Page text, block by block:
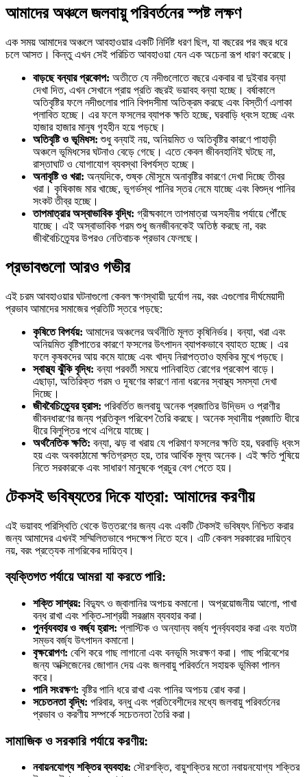
আমাদের অঞ্চলে জলবায়ু পরিবর্তনের স্পষ্ট লক্ষণ
এক সময় আমাদের অঞ্চলে আবহাওয়ার একটি নির্দিষ্ট ধরণ ছিল, যা বছরের পর বছর ধরে
চলে আসত। কিন্তু এখন সেই পরিচিত আবহাওয়া যেন এক অচেনা রূপ ধারণ করেছে।
বাড়ছে বন্যার প্রকোপ: অতীতে যে নদীগুলোতে বছরে একবার বা দুইবার বন্যা
দেখা দিত, এখন সেখানে প্রায় প্রতি বছরই ভয়াবহ বন্যা হচ্ছে। বর্ষাকালে
অতিবৃষ্টির ফলে নদীগুলোর পানি বিপদসীমা অতিক্রম করছে এবং বিস্তীর্ণ এলাকা
প্লাবিত হচ্ছে। এর ফলে ফসলের ব্যাপক ক্ষতি হচ্ছে, ঘরবাড়ি ধ্বংস হচ্ছে এবং
হাজার হাজার মানুষ গৃহহীন হয়ে পড়ছে।
অতিবৃষ্টি ও ভূমিধস: শুধু বন্যাই নয়, অনিয়মিত ও অতিবৃষ্টির কারণে পাহাড়ী
অঞ্চলে ভূমিধসের ঘটনাও বেড়ে গেছে। এতে কেবল জীবনহানিই ঘটছে না,
রাস্তাঘাট ও যোগাযোগ ব্যবস্থা বিপর্যস্ত হচ্ছে।
অনাবৃষ্টি ও খরা: অন্যদিকে, শুষ্ক মৌসুমে অনাবৃষ্টির কারণে দেখা দিচ্ছে তীব্র
খরা। কৃষিকাজ মার খাচ্ছে, ভূগর্ভস্থ পানির স্তর নেমে যাচ্ছে এবং বিশুদ্ধ পানির
সংকট তীব্র হচ্ছে।
তাপমাত্রার অস্বাভাবিক বৃদ্ধি: গ্রীষ্মকালে তাপমাত্রা অসহনীয় পর্যায়ে পৌঁছে
যাচ্ছে। এই অস্বাভাবিক গরম শুধু জনজীবনকেই অতিষ্ঠ করছে না, বরং
জীববৈচিত্র্যের উপরও নেতিবাচক প্রভাব ফেলছে।
প্রভাবগুলো আরও গভীর
এই চরম আবহাওয়ার ঘটনাগুলো কেবল ক্ষণস্থায়ী দুর্যোগ নয়, বরং এগুলোর দীর্ঘমেয়াদী
প্রভাব আমাদের সমাজের প্রতিটি স্তরে পড়ছে:
কৃষিতে বিপর্যয়: আমাদের অঞ্চলের অর্থনীতি মূলত কৃষিনির্ভর। বন্যা, খরা এবং
অনিয়মিত বৃষ্টিপাতের কারণে ফসলের উৎপাদন ব্যাপকভাবে ব্যাহত হচ্ছে। এর
ফলে কৃষকদের আয় কমে যাচ্ছে এবং খাদ্য নিরাপত্তাও হুমকির মুখে পড়ছে।
স্বাস্থ্য ঝুঁকি বৃদ্ধি: বন্যা পরবর্তী সময়ে পানিবাহিত রোগের প্রকোপ বাড়ে।
এছাড়া, অতিরিক্ত গরম ও দূষণের কারণে নানা ধরনের স্বাস্থ্য সমস্যা দেখা
দিচ্ছে।
জীববৈচিত্র্যের হ্রাস: পরিবর্তিত জলবায়ু অনেক প্রজাতির উদ্ভিদ ও প্রাণীর
জীবনধারণের জন্য প্রতিকূল পরিবেশ তৈরি করছে। অনেক স্থানীয় প্রজাতি ধীরে
ধীরে বিলুপ্তির পথে এগিয়ে যাচ্ছে।
অর্থনৈতিক ক্ষতি: বন্যা, ঝড় বা খরায় যে পরিমাণ ফসলের ক্ষতি হয়, ঘরবাড়ি ধ্বংস
হয় এবং অবকাঠামো ক্ষতিগ্রস্ত হয়, তার আর্থিক মূল্য অনেক। এই ক্ষতি পুষিয়ে
নিতে সরকারকে এবং সাধারণ মানুষকে প্রচুর বেগ পেতে হয়।
টেকসই ভবিষ্যতের দিকে যাত্রা: আমাদের করণীয়
এই ভয়াবহ পরিস্থিতি থেকে উত্তরণের জন্য এবং একটি টেকসই ভবিষ্যৎ নিশ্চিত করার
জন্য আমাদের এখনই সম্মিলিতভাবে পদক্ষেপ নিতে হবে। এটি কেবল সরকারের দায়িত্ব
নয়, বরং প্রত্যেক নাগরিকের দায়িত্ব।
ব্যক্তিগত পর্যায়ে আমরা যা করতে পারি:
শক্তি সাশ্রয়: বিদ্যুৎ ও জ্বালানির অপচয় কমানো। অপ্রয়োজনীয় আলো, পাখা
বন্ধ রাখা এবং শক্তি-সাশ্রয়ী সরঞ্জাম ব্যবহার করা।
পুনর্ব্যবহার ও বর্জ্য হ্রাস: প্লাস্টিক ও অন্যান্য বর্জ্য পুনর্ব্যবহার করা এবং যতটা
সম্ভব বর্জ্য উৎপাদন কমানো।
বৃক্ষরোপণ: বেশি করে গাছ লাগানো এবং বনভূমি সংরক্ষণ করা। গাছ পরিবেশের
জন্য অক্সিজেনের জোগান দেয় এবং জলবায়ু পরিবর্তনে সহায়ক ভূমিকা পালন
করে।
পানি সংরক্ষণ: বৃষ্টির পানি ধরে রাখা এবং পানির অপচয় রোধ করা।
সচেতনতা বৃদ্ধি: পরিবার, বন্ধু এবং প্রতিবেশীদের মধ্যে জলবায়ু পরিবর্তনের
প্রভাব ও করণীয় সম্পর্কে সচেতনতা তৈরি করা।
সামাজিক ও সরকারি পর্যায়ে করণীয়:
নবায়নযোগ্য শক্তির ব্যবহার: সৌরশক্তি, বায়ুশক্তির মতো নবায়নযোগ্য শক্তির